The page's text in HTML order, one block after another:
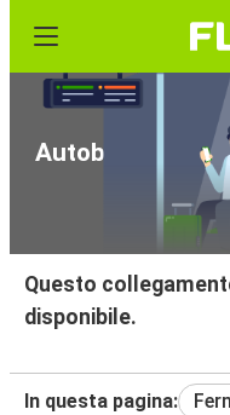
Autobus da
Questo
disponibile.
In questa pagina: